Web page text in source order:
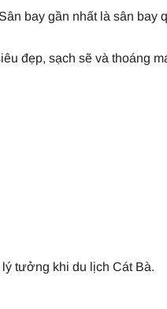
bay gần nhất là sân bay
đẹp, sạch sẽ và thoáng
lý tưởng khi du lịch Cát Bà.